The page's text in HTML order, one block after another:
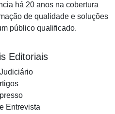
há 20 anos na cobertura
de qualidade e soluções
público qualificado.
Editoriais
Entrevista